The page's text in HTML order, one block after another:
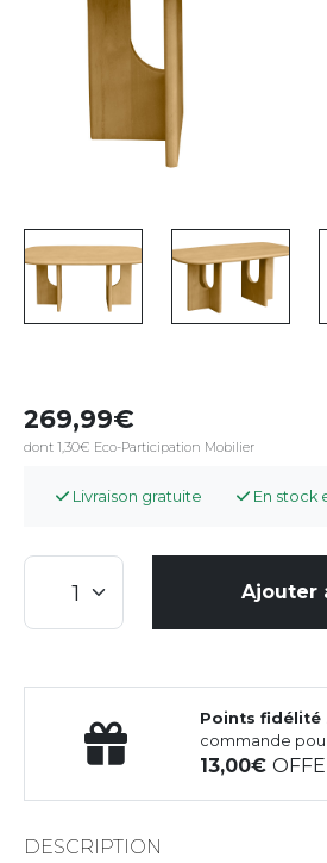
269,99
dont 1,30€ Eco-Participation Mobilier
Livraison gratuite En stock
Ajouter
Points fidélité
commande
13,00
DESCRIPTION